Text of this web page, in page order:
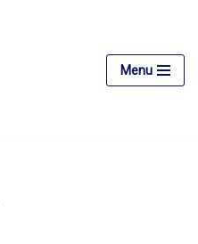
Menu